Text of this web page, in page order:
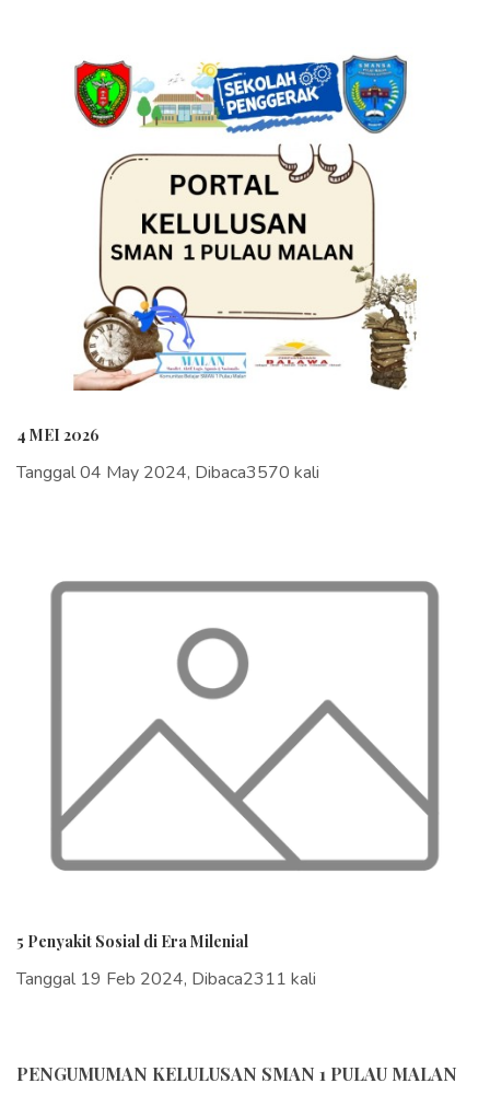
PENGUMUMAN KELULUSAN SMAN 1 PULAU MALAN
4 MEI 2026
Tanggal 04 May 2024, Dibaca3570 kali
5 Penyakit Sosial di Era Milenial
Tanggal 19 Feb 2024, Dibaca2311 kali